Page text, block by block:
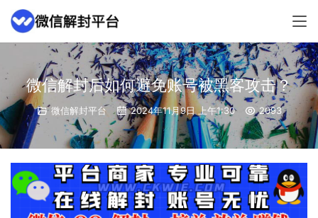
微信解封后如何避免账号被黑客攻击？
微信解封平台 2024年11月9日 上午1:30 2093